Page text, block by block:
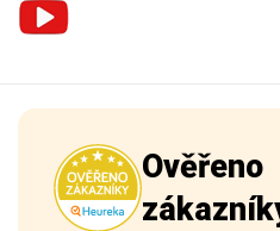
Ověřeno